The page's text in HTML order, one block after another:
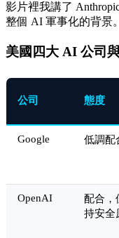
影片裡我講了
整個 AI 軍事化的背景
美國四大 AI 公司
公司 態度
Google 低調配
OpenAI
配合，
持安全